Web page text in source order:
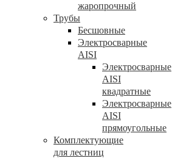
жаропрочный
Трубы
Бесшовные
Электросварные
AISI
Электросварные
AISI
квадратные
Электросварные
AISI
прямоугольные
Комплектующие
для лестниц